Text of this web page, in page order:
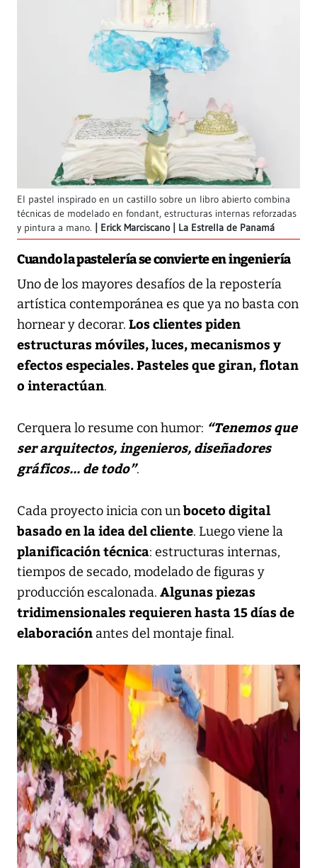
El pastel inspirado en un castillo sobre un libro abierto combina
técnicas de modelado en fondant, estructuras internas reforzadas
y pintura a mano.
Erick Marciscano | La Estrella de Panamá
Cuando la pastelería se convierte en ingeniería
Uno de los mayores desafíos de la repostería
artística contemporánea es que ya no basta con
hornear y decorar. Los clientes piden
estructuras móviles, luces, mecanismos y
efectos especiales. Pasteles que giran, flotan
o interactúan.
Cerquera lo resume con humor: “Tenemos que
ser arquitectos, ingenieros, diseñadores
gráficos... de todo”.
Cada proyecto inicia con unboceto digital
basado en la idea del cliente. Luego viene la
planificación técnica: estructuras internas,
tiempos de secado, modelado de figuras y
producción escalonada. Algunas piezas
tridimensionales requieren hasta 15 días de
elaboración antes del montaje final.